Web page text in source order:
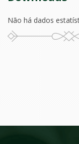
Não há dados